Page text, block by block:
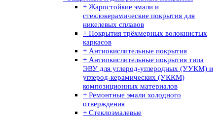
+ Жаростойкие эмали и
стеклокерамические покрытия для
никелевых сплавов
+ Покрытия трёхмерных волокнистых
каркасов
+ Антиокислительные покрытия
+ Антиокислительные покрытия типа
ЭВУ для углерод-углеродных (УУКМ) и
углерод-керамических (УККМ)
композиционных материалов
+ Ремонтные эмали холодного
отверждения
+ Стеклоэмалевые